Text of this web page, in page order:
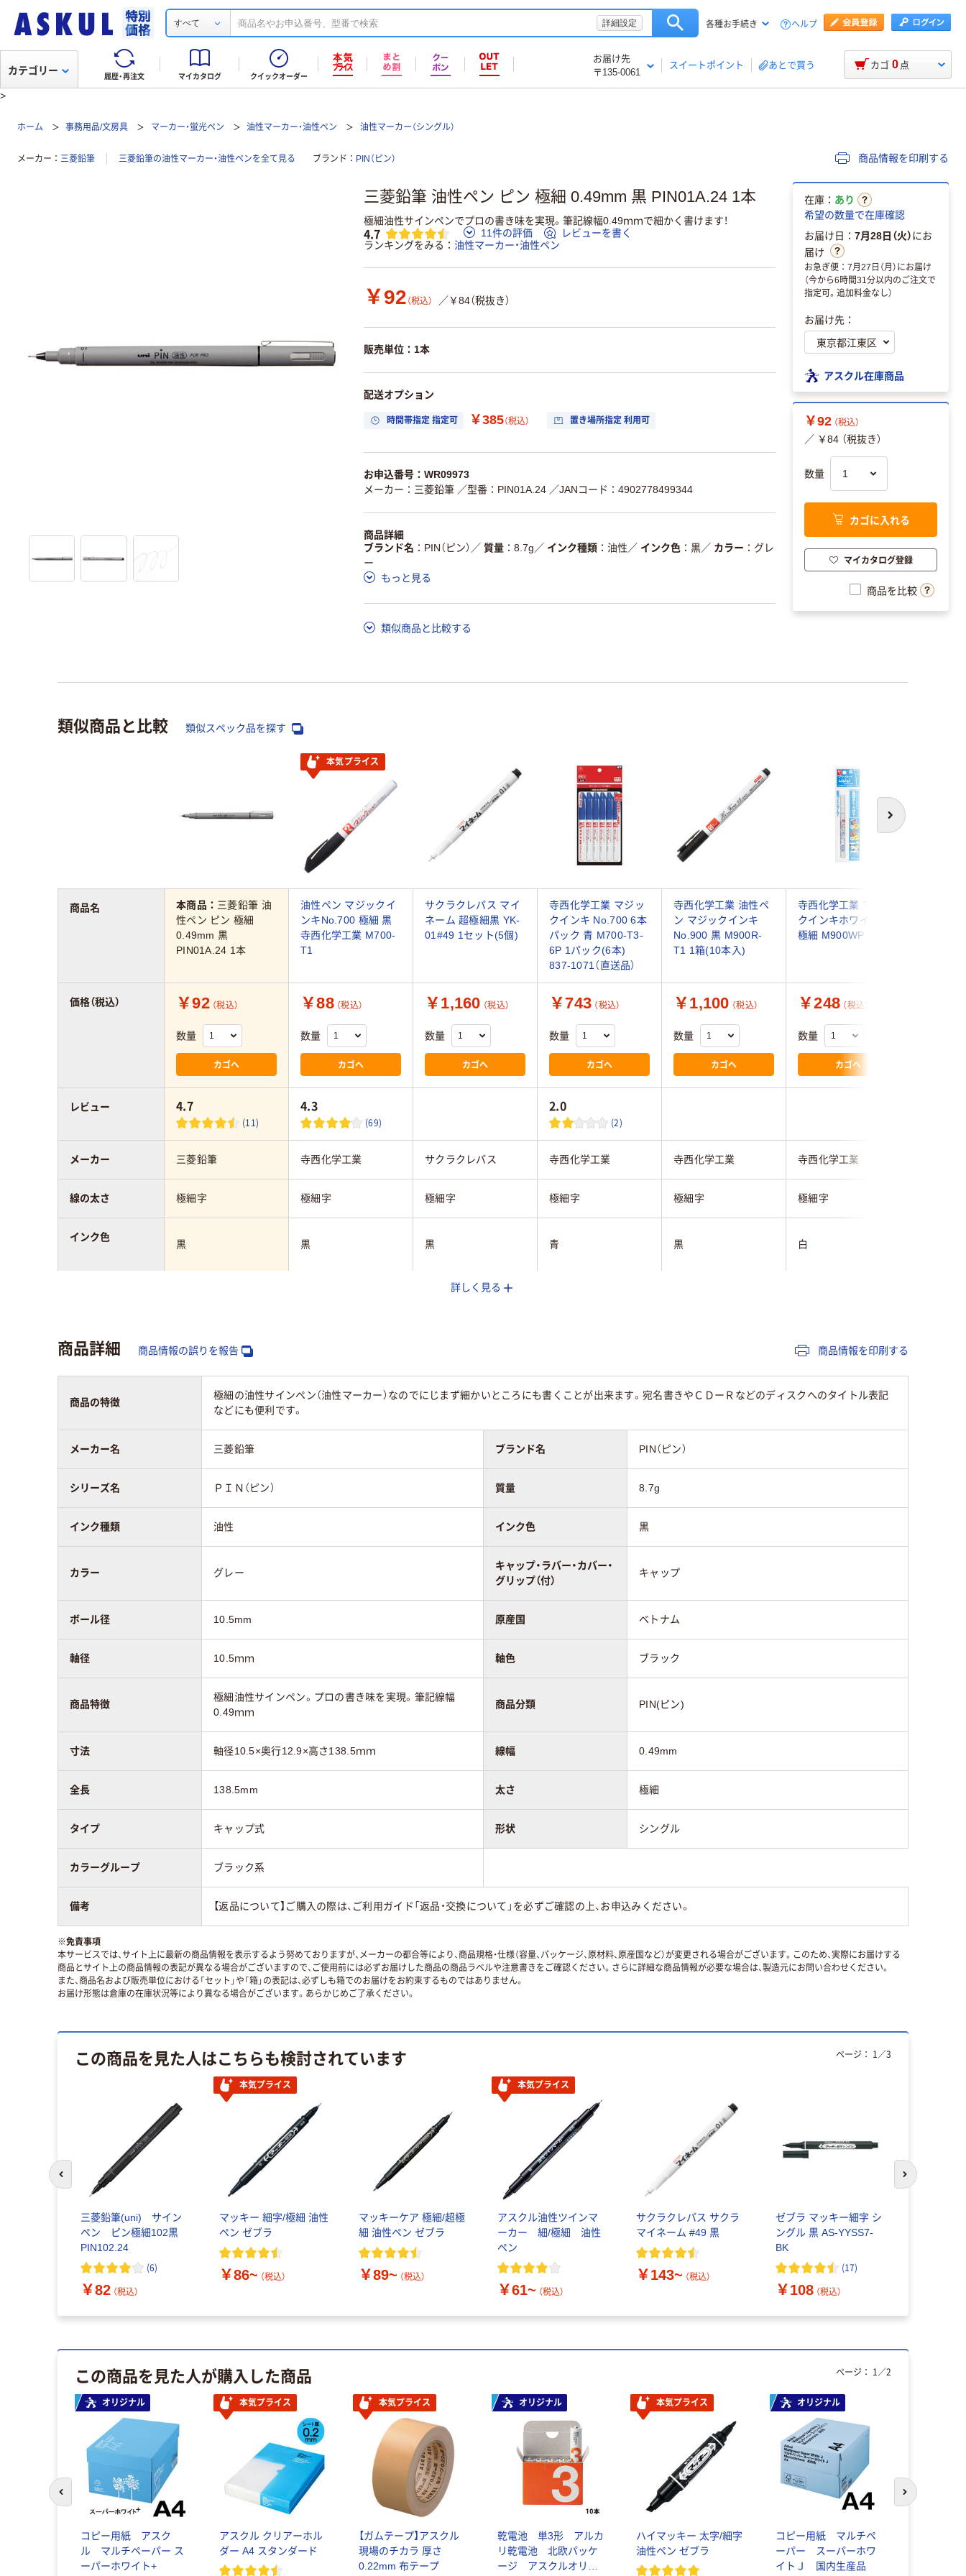
すべて 詳細設定 各種お手続き ヘルプ
履歴・再注文 マイカタログ クイックオーダー
お届け先
〒135-0061
スイートポイント あとで買う
カテゴリー カゴ 0 点
>
ホーム 事務用品/文房具 マーカー・蛍光ペン 油性マーカー・油性ペン 油性マーカー（シングル）
メーカー 三菱鉛筆 三菱鉛筆の油性マーカー・油性ペンを全て見る ブランド PIN（ピン） 商品情報を印刷する
三菱鉛筆 油性ペン ピン 極細 0.49mm 黒 PIN01A.24 1本
極細油性サインペンでプロの書き味を実現。筆記線幅0.49ｍｍで細かく書けます！
4.7 11件の評価
レビューを書く
ランキングをみる
油性マーカー・油性ペン
￥92 （税込） ／￥84（税抜き）
販売単位：1本
配送オプション
時間帯指定 指定可 ￥385（税込） 置き場所指定 利用可
お申込番号：WR09973
メーカー：三菱鉛筆 ／型番：PIN01A.24 ／JANコード：4902778499344
商品詳細
ブランド名
PIN（ピン） ／ 質量 8.7g ／ インク種類 油性 ／ インク色 黒／ カラー
グレ
ー
もっと見る
類似商品と比較する
在庫： あり
希望の数量で在庫確認
お届け日： 7月28日（火）にお
届け
お急ぎ便：7月27日（月）にお届け
（今から6時間31分以内のご注文で
指定可。追加料金なし）
お届け先：
アスクル在庫商品
￥92 （税込）
／ ￥84 （税抜き）
数量
カゴに入れる
マイカタログ登録
商品を比較
類似商品と比較 類似スペック品を探す
次へ
本気プライス
本商品： 三菱鉛筆 油
性ペン ピン 極細
0.49mm 黒
PIN01A.24 1本
油性ペン マジックイ
ンキNo.700 極細 黒
寺西化学工業 M700-
T1
サクラクレパス マイ
ネーム 超極細黒 YK-
01#49 1セット(5個)
寺西化学工業 マジッ
クインキ No.700 6本
パック 青 M700-T3-
6P 1パック(6本)
837-1071（直送品）
寺西化学工業 油性ペ
ン マジックインキ
No.900 黒 M900R-
T1 1箱(10本入)
寺西化学工業 マジッ
クインキホワイトSR
極細 M900WP 1本
￥92 （税込）
数量
カゴへ
￥88 （税込）
数量
カゴへ
￥1,160 （税込）
数量
カゴへ
￥743 （税込）
数量
カゴへ
￥1,100 （税込）
数量
カゴへ
￥248 （税込）
数量
カゴへ
4.7
(11)
4.3
(69)
2.0
(2)
三菱鉛筆 寺西化学工業 サクラクレパス 寺西化学工業 寺西化学工業 寺西化学工業
極細字 極細字 極細字 極細字 極細字 極細字
黒 黒 黒 青 黒 白
キャップ式
商品名
価格（税込）
レビュー
メーカー
線の太さ
インク色
質量
詳しく見る
商品詳細 商品情報の誤りを報告 商品情報を印刷する
商品の特徴
極細の油性サインペン（油性マーカー）なのでにじまず細かいところにも書くことが出来ます。宛名書きやＣＤーＲなどのディスクへのタイトル表記
などにも便利です。
メーカー名 三菱鉛筆 ブランド名 PIN（ピン）
シリーズ名 ＰＩＮ（ピン） 質量 8.7g
インク種類 油性 インク色 黒
カラー グレー
キャップ・ラバー・カバー・
グリップ（付）
キャップ
ボール径 10.5mm 原産国 ベトナム
軸径 10.5ｍｍ 軸色 ブラック
商品特徴
極細油性サインペン。プロの書き味を実現。筆記線幅
0.49ｍｍ
商品分類 PIN(ピン)
寸法 軸径10.5×奥行12.9×高さ138.5ｍｍ 線幅 0.49mm
全長 138.5mm 太さ 極細
タイプ キャップ式 形状 シングル
カラーグループ ブラック系
備考 【返品について】ご購入の際は、ご利用ガイド「返品・交換について」を必ずご確認の上、お申込みください。
※免責事項
本サービスでは、サイト上に最新の商品情報を表示するよう努めておりますが、メーカーの都合等により、商品規格・仕様（容量、パッケージ、原材料、原産国など）が変更される場合がございます。このため、実際にお届けする
商品とサイト上の商品情報の表記が異なる場合がございますので、ご使用前には必ずお届けした商品の商品ラベルや注意書きをご確認ください。さらに詳細な商品情報が必要な場合は、製造元にお問い合わせください。
また、商品名および販売単位における「セット」や「箱」の表記は、必ずしも箱でのお届けをお約束するものではありません。
お届け形態は倉庫の在庫状況等により異なる場合がございます。あらかじめご了承ください。
この商品を見た人はこちらも検討されています
三菱鉛筆(uni) サイン
ペン ピン極細102黒
PIN102.24
(6)
￥82 （税込）
本気プライス
マッキー 細字/極細 油性
ペン ゼブラ
￥86~ （税込）
マッキーケア 極細/超極
細 油性ペン ゼブラ
￥89~ （税込）
本気プライス
アスクル油性ツインマ
ーカー 細/極細 油性
ペン
￥61~ （税込）
サクラクレパス サクラ
マイネーム #49 黒
￥143~ （税込）
ゼブラ マッキー細字 シ
ングル 黒 AS-YYSS7-
BK
(17)
￥108 （税込）
ページ： 1 ／3
前のスライドへ 次のスライド
この商品を見た人が購入した商品
オリジナル
コピー用紙 アスク
ル マルチペーパー ス
ーパーホワイト+
本気プライス
アスクル クリアーホル
ダー A4 スタンダード
本気プライス
【ガムテープ】アスクル
現場のチカラ 厚さ
0.22mm 布テープ
オリジナル
乾電池 単3形 アルカ
リ乾電池 北欧パッケ
ージ アスクルオリジ
本気プライス
ハイマッキー 太字/細字
油性ペン ゼブラ
オリジナル
コピー用紙 マルチペ
ーパー スーパーホワ
イトＪ 国内生産品
ページ： 1 ／2
前のスライドへ 次のスライド